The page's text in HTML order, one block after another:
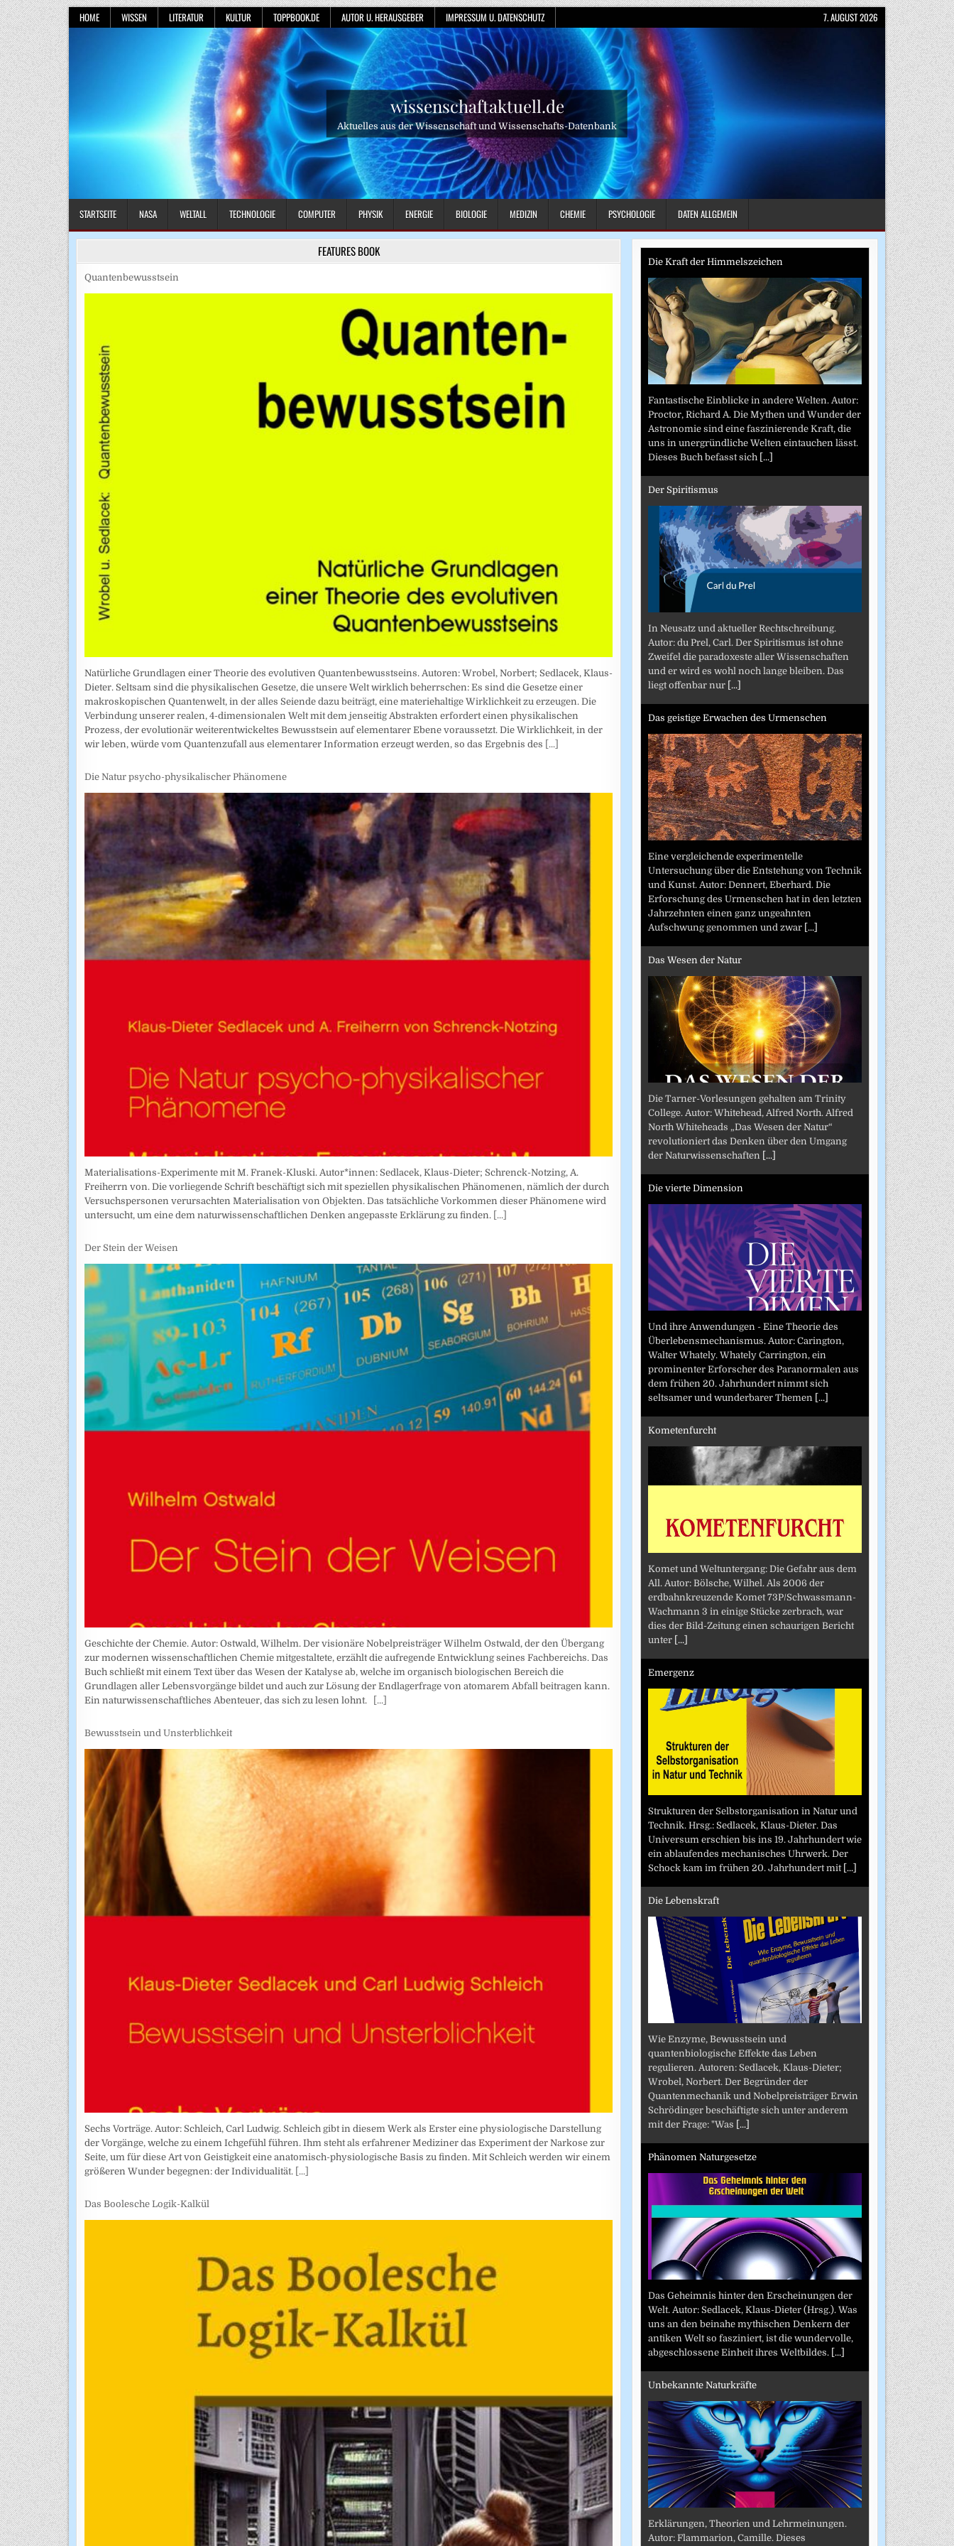
Skip
to
content
HOME WISSEN LITERATUR KULTUR TOPPBOOK.DE AUTOR U. HERAUSGEBER IMPRESSUM U. DATENSCHUTZ 7. AUGUST 2026
wissenschaftaktuell.de
Aktuelles aus der Wissenschaft und Wissenschafts-Datenbank
STARTSEITE NASA WELTALL TECHNOLOGIE COMPUTER PHYSIK ENERGIE BIOLOGIE MEDIZIN CHEMIE PSYCHOLOGIE DATEN ALLGEMEIN
FEATURES BOOK
Quantenbewusstsein
Natürliche Grundlagen einer Theorie des evolutiven Quantenbewusstseins. Autoren: Wrobel, Norbert; Sedlacek, Klaus-
Dieter. Seltsam sind die physikalischen Gesetze, die unsere Welt wirklich beherrschen: Es sind die Gesetze einer
makroskopischen Quantenwelt, in der alles Seiende dazu beiträgt, eine materiehaltige Wirklichkeit zu erzeugen. Die
Verbindung unserer realen, 4-dimensionalen Welt mit dem jenseitig Abstrakten erfordert einen physikalischen
Prozess, der evolutionär weiterentwickeltes Bewusstsein auf elementarer Ebene voraussetzt. Die Wirklichkeit, in der
wir leben, würde vom Quantenzufall aus elementarer Information erzeugt werden, so das Ergebnis des [...]
Die Natur psycho-physikalischer Phänomene
Materialisations-Experimente mit M. Franek-Kluski. Autor*innen: Sedlacek, Klaus-Dieter; Schrenck-Notzing, A.
Freiherrn von. Die vorliegende Schrift beschäftigt sich mit speziellen physikalischen Phänomenen, nämlich der durch
Versuchspersonen verursachten Materialisation von Objekten. Das tatsächliche Vorkommen dieser Phänomene wird
untersucht, um eine dem naturwissenschaftlichen Denken angepasste Erklärung zu finden. [...]
Der Stein der Weisen
Geschichte der Chemie. Autor: Ostwald, Wilhelm. Der visionäre Nobelpreisträger Wilhelm Ostwald, der den Übergang
zur modernen wissenschaftlichen Chemie mitgestaltete, erzählt die aufregende Entwicklung seines Fachbereichs. Das
Buch schließt mit einem Text über das Wesen der Katalyse ab, welche im organisch biologischen Bereich die
Grundlagen aller Lebensvorgänge bildet und auch zur Lösung der Endlagerfrage von atomarem Abfall beitragen kann.
Ein naturwissenschaftliches Abenteuer, das sich zu lesen lohnt.
[...]
Bewusstsein und Unsterblichkeit
Sechs Vorträge. Autor: Schleich, Carl Ludwig. Schleich gibt in diesem Werk als Erster eine physiologische Darstellung
der Vorgänge, welche zu einem Ichgefühl führen. Ihm steht als erfahrener Mediziner das Experiment der Narkose zur
Seite, um für diese Art von Geistigkeit eine anatomisch-physiologische Basis zu finden. Mit Schleich werden wir einem
größeren Wunder begegnen: der Individualität. [...]
Das Boolesche Logik-Kalkül
Die Kraft der Himmelszeichen
Fantastische Einblicke in andere Welten. Autor:
Proctor, Richard A. Die Mythen und Wunder der
Astronomie sind eine faszinierende Kraft, die
uns in unergründliche Welten eintauchen lässt.
Dieses Buch befasst sich [...]
Der Spiritismus
In Neusatz und aktueller Rechtschreibung.
Autor: du Prel, Carl. Der Spiritismus ist ohne
Zweifel die paradoxeste aller Wissenschaften
und er wird es wohl noch lange bleiben. Das
liegt offenbar nur [...]
Das geistige Erwachen des Urmenschen
Eine vergleichende experimentelle
Untersuchung über die Entstehung von Technik
und Kunst. Autor: Dennert, Eberhard. Die
Erforschung des Urmenschen hat in den letzten
Jahrzehnten einen ganz ungeahnten
Aufschwung genommen und zwar [...]
Das Wesen der Natur
Die Tarner-Vorlesungen gehalten am Trinity
College. Autor: Whitehead, Alfred North. Alfred
North Whiteheads „Das Wesen der Natur“
revolutioniert das Denken über den Umgang
der Naturwissenschaften [...]
Die vierte Dimension
Und ihre Anwendungen - Eine Theorie des
Überlebensmechanismus. Autor: Carington,
Walter Whately. Whately Carrington, ein
prominenter Erforscher des Paranormalen aus
dem frühen 20. Jahrhundert nimmt sich
seltsamer und wunderbarer Themen [...]
Kometenfurcht
Komet und Weltuntergang: Die Gefahr aus dem
All. Autor: Bölsche, Wilhel. Als 2006 der
erdbahnkreuzende Komet 73P/Schwassmann-
Wachmann 3 in einige Stücke zerbrach, war
dies der Bild-Zeitung einen schaurigen Bericht
unter [...]
Emergenz
Strukturen der Selbstorganisation in Natur und
Technik. Hrsg.: Sedlacek, Klaus-Dieter. Das
Universum erschien bis ins 19. Jahrhundert wie
ein ablaufendes mechanisches Uhrwerk. Der
Schock kam im frühen 20. Jahrhundert mit [...]
Die Lebenskraft
Wie Enzyme, Bewusstsein und
quantenbiologische Effekte das Leben
regulieren. Autoren: Sedlacek, Klaus-Dieter;
Wrobel, Norbert. Der Begründer der
Quantenmechanik und Nobelpreisträger Erwin
Schrödinger beschäftigte sich unter anderem
mit der Frage: "Was [...]
Phänomen Naturgesetze
Das Geheimnis hinter den Erscheinungen der
Welt. Autor: Sedlacek, Klaus-Dieter (Hrsg.). Was
uns an den beinahe mythischen Denkern der
antiken Welt so fasziniert, ist die wundervolle,
abgeschlossene Einheit ihres Weltbildes. [...]
Unbekannte Naturkräfte
Erklärungen, Theorien und Lehrmeinungen.
Autor: Flammarion, Camille. Dieses